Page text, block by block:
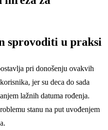
sprovoditi u praksi
pri donošenju ovakvih
jer su deca do sada
lažnih datuma rođenja.
stanu na put uvođenjem